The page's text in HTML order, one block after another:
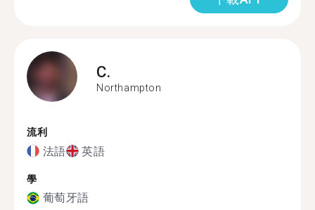
C.
Northampton
流利
法語 英語
學
葡萄牙語